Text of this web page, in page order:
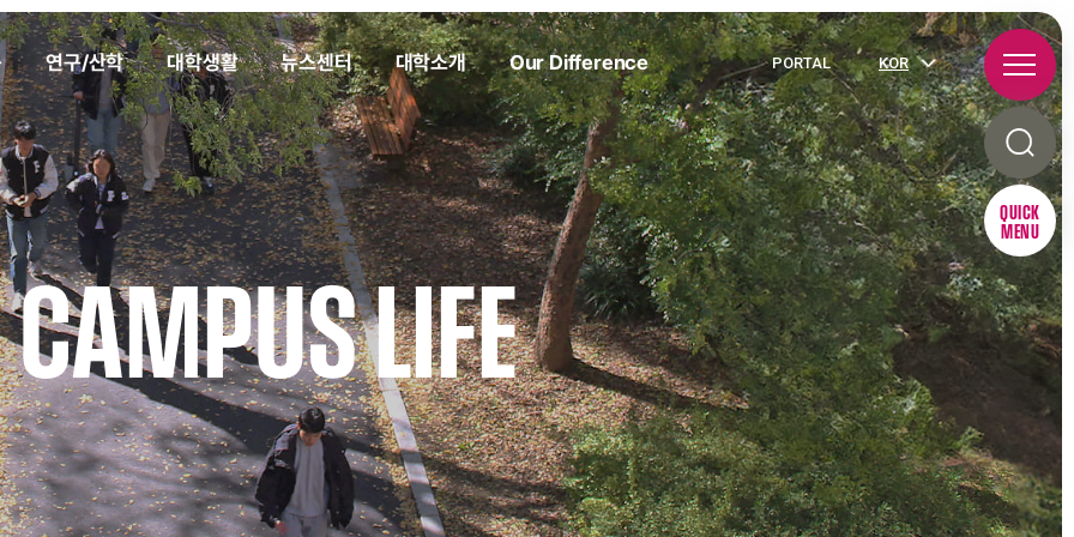
연구/산학 대학생활 뉴스센터 대학소개 Our Difference PORTAL KOR
QUICK
MENU
CAMPUS LIFE